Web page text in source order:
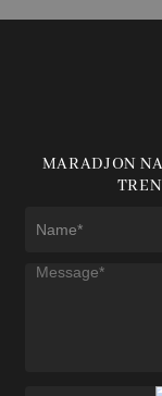
MARADJON